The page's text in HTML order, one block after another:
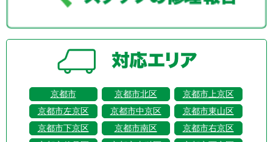
京都市 京都市北区
京都市上京区
京都市左京区
京都市中京区
京都市東山区
京都市下京区
京都市南区
京都市右京区